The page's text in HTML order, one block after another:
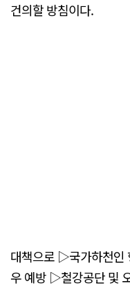
건의할 방침이다.
대책으로 ▷국가하천인
우 예방 ▷철강공단 및